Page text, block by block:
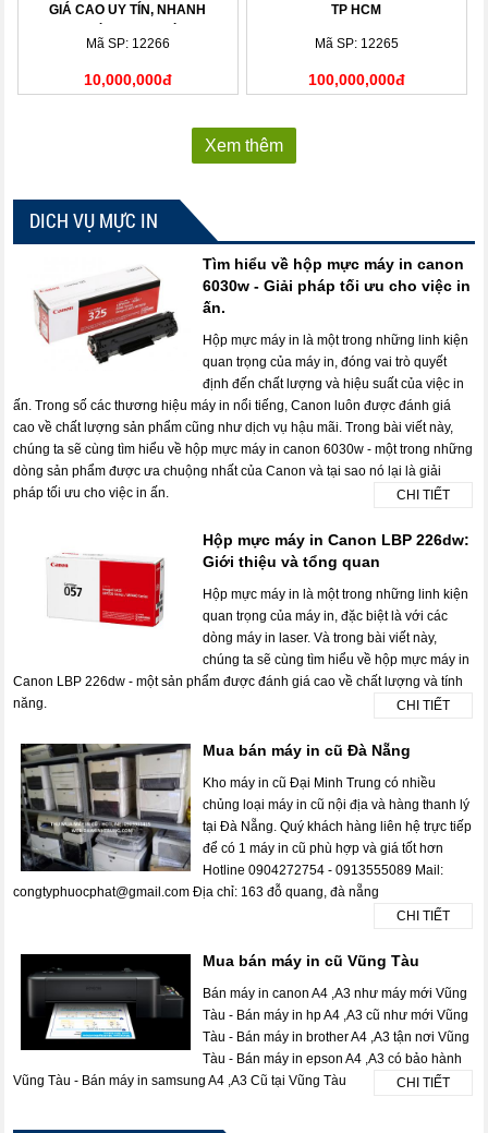
GIÁ CAO UY TÍN, NHANH
Mã SP: 12266
10,000,000đ
TP HCM
Mã SP: 12265
100,000,000đ
Xem thêm
DICH VỤ MỰC IN
Tìm hiểu về hộp mực máy in canon
6030w - Giải pháp tối ưu cho việc in
ấn.
Hộp mực máy in là một trong những linh kiện
quan trọng của máy in, đóng vai trò quyết
định đến chất lượng và hiệu suất của việc in
ấn. Trong số các thương hiệu máy in nổi tiếng, Canon luôn được đánh giá
cao về chất lượng sản phẩm cũng như dịch vụ hậu mãi. Trong bài viết này,
chúng ta sẽ cùng tìm hiểu về hộp mực máy in canon 6030w - một trong những
dòng sản phẩm được ưa chuộng nhất của Canon và tại sao nó lại là giải
pháp tối ưu cho việc in ấn.
CHI TIẾT
Hộp mực máy in Canon LBP 226dw:
Giới thiệu và tổng quan
Hộp mực máy in là một trong những linh kiện
quan trọng của máy in, đặc biệt là với các
dòng máy in laser. Và trong bài viết này,
chúng ta sẽ cùng tìm hiểu về hộp mực máy in
Canon LBP 226dw - một sản phẩm được đánh giá cao về chất lượng và tính
năng.
CHI TIẾT
Mua bán máy in cũ Đà Nẵng
Kho máy in cũ Đại Minh Trung có nhiều
chủng loại máy in cũ nội địa và hàng thanh lý
tại Đà Nẵng. Quý khách hàng liên hệ trực tiếp
để có 1 máy in cũ phù hợp và giá tốt hơn
Hotline 0904272754 - 0913555089 Mail:
congtyphuocphat@gmail.com Địa chỉ: 163 đỗ quang, đà nẵng
CHI TIẾT
Mua bán máy in cũ Vũng Tàu
Bán máy in canon A4 ,A3 như máy mới Vũng
Tàu - Bán máy in hp A4 ,A3 cũ như mới Vũng
Tàu - Bán máy in brother A4 ,A3 tận nơi Vũng
Tàu - Bán máy in epson A4 ,A3 có bảo hành
Vũng Tàu - Bán máy in samsung A4 ,A3 Cũ tại Vũng Tàu
CHI TIẾT